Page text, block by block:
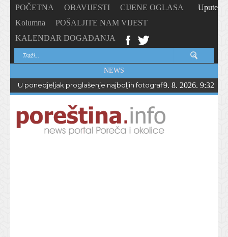
POČETNA OBAVIJESTI
CIJENE OGLASA
Kolumna
POŠALJITE NAM VIJEST
KALENDAR DOGAĐANJA
Upute
NEWS
U ponedjeljak proglašenje najboljih fotografija – PhotoCity2026
9. 8. 2026. 9:32